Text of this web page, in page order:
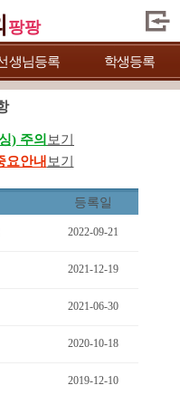
팡팡
생님등록 학생등록
) 주의 보기
요안내 보기
등록일
2022-09-21
2021-12-19
2021-06-30
2020-10-18
2019-12-10